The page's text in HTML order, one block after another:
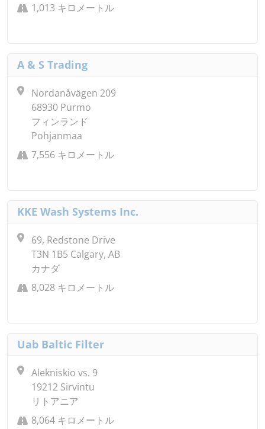
1,013 キロメートル
A & S Trading
Nordanåvägen 209
68930 Purmo
フィンランド
Pohjanmaa
7,556 キロメートル
KKE Wash Systems Inc.
69, Redstone Drive
T3N 1B5 Calgary, AB
カナダ
8,028 キロメートル
Uab Baltic Filter
Alekniskio vs. 9
19212 Sirvintu
リトアニア
8,064 キロメートル